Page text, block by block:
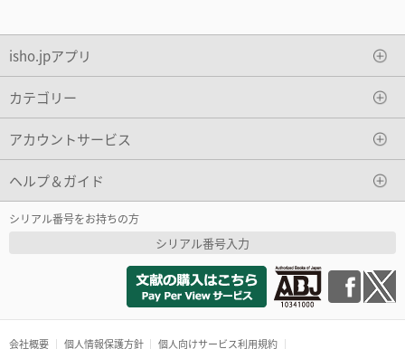
isho.jpアプリ
カテゴリー
アカウントサービス
ヘルプ＆ガイド
シリアル番号をお持ちの方
シリアル番号入力
会社概要 個人情報保護方針 個人向けサービス利用規約